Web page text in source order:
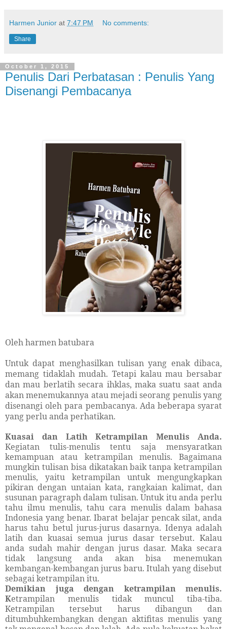
Harmen Junior at 7:47 PM No comments:
Share
October 1, 2015
Penulis Dari Perbatasan : Penulis Yang
Disenangi Pembacanya
Oleh harmen batubara
Untuk dapat menghasilkan tulisan yang enak dibaca,
memang tidaklah mudah. Tetapi kalau mau bersabar
dan mau berlatih secara ihklas, maka suatu saat anda
akan menemukannya atau mejadi seorang penulis yang
disenangi oleh para pembacanya. Ada beberapa syarat
yang perlu anda perhatikan.
Kuasai dan Latih Ketrampilan Menulis Anda.
Kegiatan tulis-menulis tentu saja mensyaratkan
kemampuan atau ketrampilan menulis. Bagaimana
mungkin tulisan bisa dikatakan baik tanpa ketrampilan
menulis, yaitu ketrampilan untuk mengungkapkan
pikiran dengan untaian kata, rangkaian kalimat, dan
susunan paragraph dalam tulisan. Untuk itu anda perlu
tahu ilmu menulis, tahu cara menulis dalam bahasa
Indonesia yang benar. Ibarat belajar pencak silat, anda
harus tahu betul jurus-jurus dasarnya. Idenya adalah
latih dan kuasai semua jurus dasar tersebut. Kalau
anda sudah mahir dengan jurus dasar. Maka secara
tidak langsung anda akan bisa menemukan
kembangan-kembangan jurus baru. Itulah yang disebut
sebagai ketrampilan itu.
Demikian juga dengan ketrampilan menulis.
Ketrampilan menulis tidak muncul tiba-tiba.
Ketrampilan tersebut harus dibangun dan
ditumbuhkembangkan dengan aktifitas menulis yang